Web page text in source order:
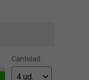
Cantidad: